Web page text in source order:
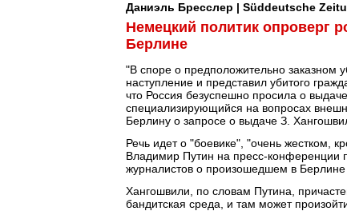
Даниэль Бресслер | Süddeutsche
Немецкий политик опроверг
Берлине
"В споре о предположительно заказном
наступление и представил убитого
что Россия безуспешно просила о
специализирующийся на вопросах
Берлину о запросе о выдаче З.
Речь идет о "боевике", "очень жестком,
Владимир Путин на пресс-конференции
журналистов о произошедшем в
Хангошвили, по словам Путина,
бандитская среда, и там может